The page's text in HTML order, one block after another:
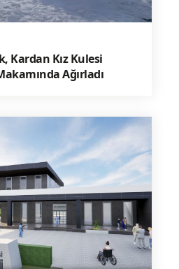
Kardan Kız Kulesi
Ağırladı